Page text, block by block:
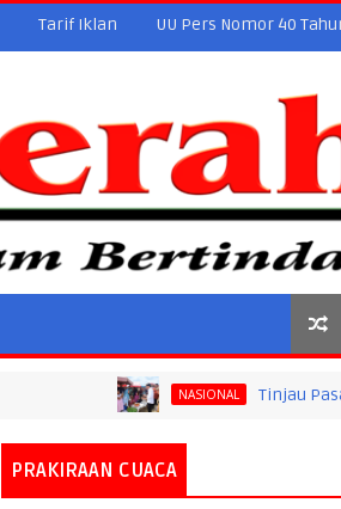
Tarif Iklan UU Pers Nomor 40
NASIONAL Tinjau Pasar
PRAKIRAAN CUACA